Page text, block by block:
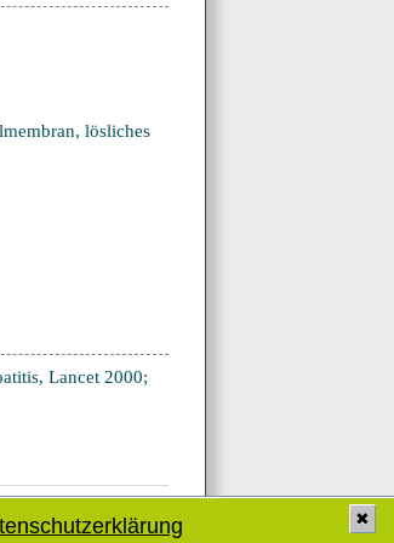
✖
lösliches
Lancet 2000;